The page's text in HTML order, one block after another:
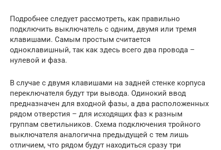
Подробнее следует рассмотреть, как правильно
подключить выключатель с одним, двумя или тремя
клавишами. Самым простым считается
одноклавишный, так как здесь всего два провода –
нулевой и фаза.
В случае с двумя клавишами на задней стенке корпуса
переключателя будут три вывода. Одинокий ввод
предназначен для входной фазы, а два расположенных
рядом отверстия – для исходящих фаз к разным
группам светильников. Схема подключения тройного
выключателя аналогична предыдущей с тем лишь
отличием, что рядом будут находиться сразу три